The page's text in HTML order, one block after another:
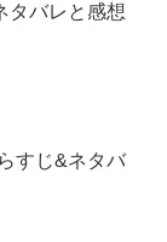
タバレと感想
すじ&ネタバ